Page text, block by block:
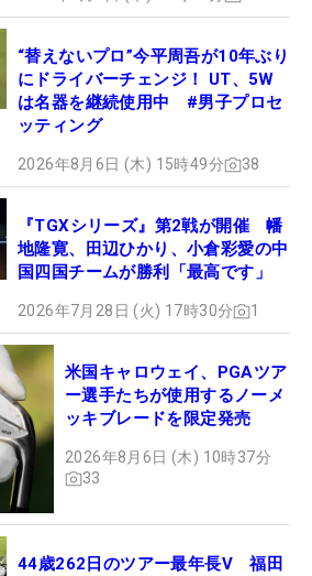
“替えないプロ”今平周吾が10年ぶり
にドライバーチェンジ！ UT、5W
は名器を継続使用中 #男子プロセ
ッティング
2026年8月6日 (木) 15時49分 38
『TGXシリーズ』第2戦が開催 幡
地隆寛、田辺ひかり、小倉彩愛の中
国四国チームが勝利「最高です」
2026年7月28日 (火) 17時30分 1
米国キャロウェイ、PGAツア
ー選手たちが使用するノーメ
ッキブレードを限定発売
2026年8月6日 (木) 10時37分
33
44歳262日のツアー最年長V 福田